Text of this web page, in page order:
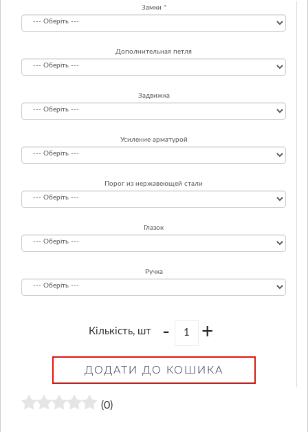
Замки
Дополнительная петля
Задвижка
Усиление арматурой
Порог из нержавеющей стали
Глазок
Ручка
Кількість, шт - +
ДОДАТИ ДО КОШИКА
(0)